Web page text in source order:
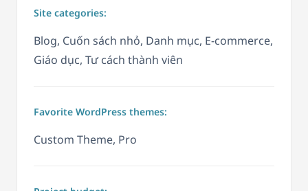
Site categories:
Blog, Cuốn sách nhỏ, Danh mục, E-commerce,
Giáo dục, Tư cách thành viên
Favorite WordPress themes:
Custom Theme, Pro